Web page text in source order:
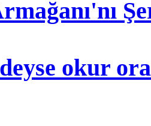
okur